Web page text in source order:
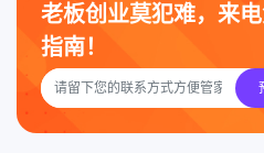
老板创业莫犯难，来
指南！